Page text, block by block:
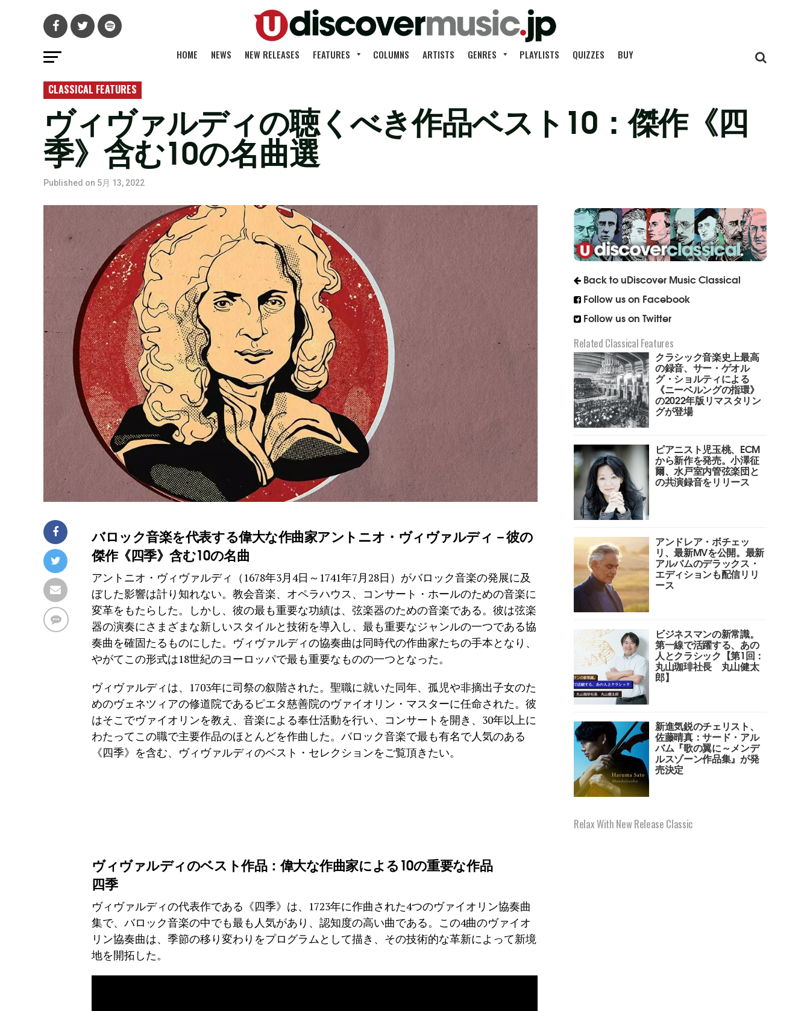
HOME NEWS NEW RELEASES FEATURES COLUMNS ARTISTS GENRES PLAYLISTS QUIZZES BUY
CLASSICAL FEATURES
ヴィヴァルディの聴くべき作品ベスト10：傑作《四
季》含む10の名曲選
Published on 5月 13, 2022
バロック音楽を代表する偉大な作曲家アントニオ・ヴィヴァルディ－彼の
傑作《四季》含む10の名曲
アントニオ・ヴィヴァルディ（1678年3月4日～1741年7月28日）がバロック音楽の発展に及
ぼした影響は計り知れない。教会音楽、オペラハウス、コンサート・ホールのための音楽に
変革をもたらした。しかし、彼の最も重要な功績は、弦楽器のための音楽である。彼は弦楽
器の演奏にさまざまな新しいスタイルと技術を導入し、最も重要なジャンルの一つである協
奏曲を確固たるものにした。ヴィヴァルディの協奏曲は同時代の作曲家たちの手本となり、
やがてこの形式は18世紀のヨーロッパで最も重要なものの一つとなった。
ヴィヴァルディは、1703年に司祭の叙階された。聖職に就いた同年、孤児や非摘出子女のた
めのヴェネツィアの修道院であるピエタ慈善院のヴァイオリン・マスターに任命された。彼
はそこでヴァイオリンを教え、音楽による奉仕活動を行い、コンサートを開き、30年以上に
わたってこの職で主要作品のほとんどを作曲した。バロック音楽で最も有名で人気のある
《四季》を含む、ヴィヴァルディのベスト・セレクションをご覧頂きたい。
ヴィヴァルディのベスト作品：偉大な作曲家による10の重要な作品
四季
ヴィヴァルディの代表作である《四季》は、1723年に作曲された4つのヴァイオリン協奏曲
集で、バロック音楽の中でも最も人気があり、認知度の高い曲である。この4曲のヴァイオ
リン協奏曲は、季節の移り変わりをプログラムとして描き、その技術的な革新によって新境
地を開拓した。
Back to uDiscover Music Classical
Follow us on Facebook
Follow us on Twitter
Related Classical Features
クラシック音楽史上最高
の録音、サー・ゲオル
グ・ショルティによる
《ニーベルングの指環》
の2022年版リマスタリン
グが登場
ピアニスト児玉桃、ECM
から新作を発売。小澤征
爾、水戸室内管弦楽団と
の共演録音をリリース
アンドレア・ボチェッ
リ、最新MVを公開。最新
アルバムのデラックス・
エディションも配信リリ
ース
ビジネスマンの新常識。
第一線で活躍する、あの
人とクラシック【第1回：
丸山珈琲社長 丸山健太
郎】
新進気鋭のチェリスト、
佐藤晴真：サード・アル
バム『歌の翼に～メンデ
ルスゾーン作品集』が発
売決定
Relax With New Release Classic